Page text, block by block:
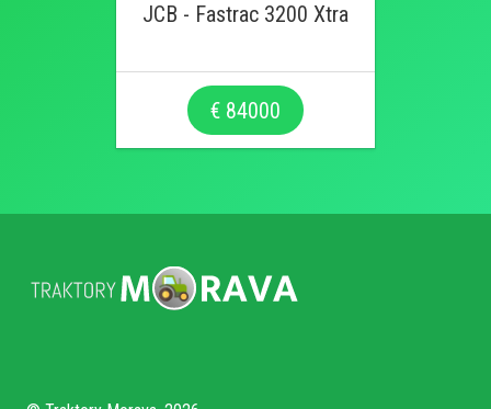
JCB - Fastrac 3200 Xtra
€ 84000